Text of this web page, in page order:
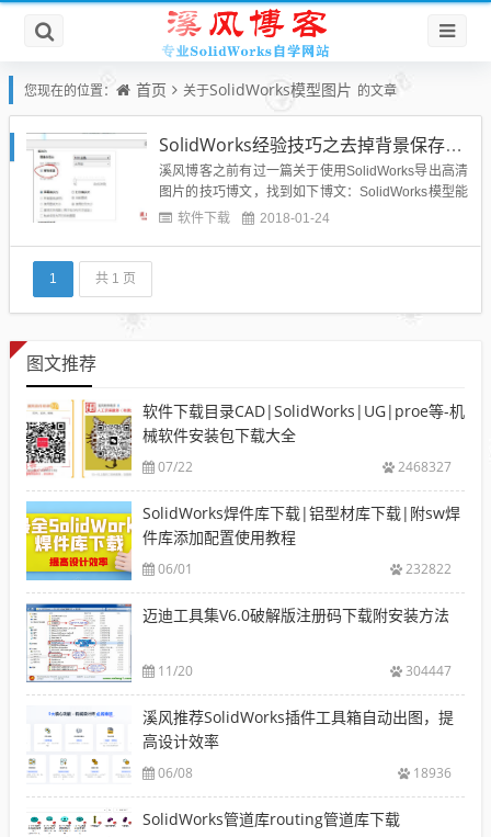
您现在的位置： 首页 关于SolidWorks模型图片 的文章
SolidWorks经验技巧之去掉背景保存导出高清模型图片
溪风博客之前有过一篇关于使用SolidWorks导出高清
图片的技巧博文，找到如下博文：SolidWorks模型能
导出高清图片吗？如果不能如何截出高清图片？看完
软件下载 2018-01-24
1 共 1 页
图文推荐
软件下载目录CAD|SolidWorks|UG|proe等-机
械软件安装包下载大全
07/22 2468327
SolidWorks焊件库下载|铝型材库下载|附sw焊
件库添加配置使用教程
06/01 232822
迈迪工具集V6.0破解版注册码下载附安装方法
11/20 304447
溪风推荐SolidWorks插件工具箱自动出图，提
高设计效率
06/08 18936
SolidWorks管道库routing管道库下载